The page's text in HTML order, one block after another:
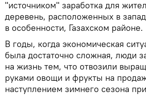
"источником" заработка для
деревень, расположенных в
в особенности, Газахском районе.
В годы, когда экономическая
была достаточно сложная, люди
на жизнь тем, что отвозили
руками овощи и фрукты на
наступлением зимнего сезона